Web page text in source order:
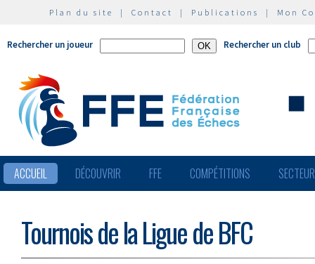
Plan du site | Contact | Publications | Mon
Rechercher un joueur Rechercher un club
ACCUEIL DÉCOUVRIR FFE COMPÉTITIONS
Tournois de la Ligue de BFC